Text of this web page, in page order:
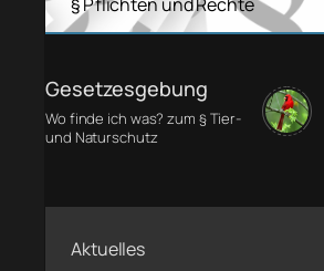
Gesetzesgebung
Wo finde ich was? zum § Tier-
und Naturschutz
Aktuelles